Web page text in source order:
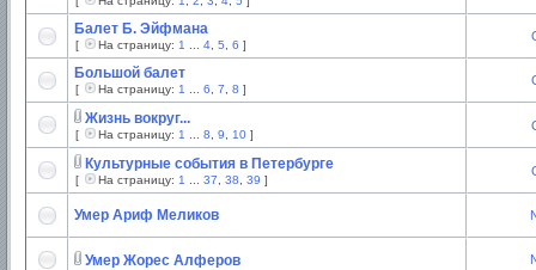
Балет Б. Эйфмана
[ На страницу: 1 4 5 6 ]
Большой балет
[ На страницу: 1 6 7 8 ]
Жизнь вокруг...
[ На страницу: 1 8 9 10 ]
Культурные события в Петербурге
[ На страницу: 1 37 38 39 ]
Умер Ариф Меликов
Умер Жорес Алферов